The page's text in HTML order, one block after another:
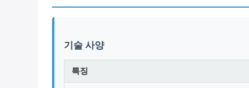
기술 사양
특징